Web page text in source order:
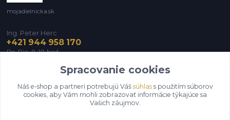
mojadielnicka.sk
Ing. Peter Herc
+421 944 958 170
Po-Pia, 8-18 hod.
infomojadielnicka@gmail.com
Spracovanie cookies
Náš e-shop a partneri potrebujú Váš súhlass použitím súborov
cookies, aby Vám mohli zobrazovať informácie týkajúce sa
Vašich záujmov.